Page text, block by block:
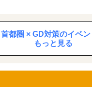
首都圏 × GD対策のイベン
もっと見る